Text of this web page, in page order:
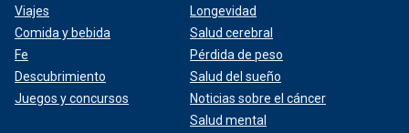
Viajes
Comida y bebida
Fe
Descubrimiento
Juegos y concursos
Longevidad
Salud cerebral
Pérdida de peso
Salud del sueño
Noticias sobre el cáncer
Salud mental